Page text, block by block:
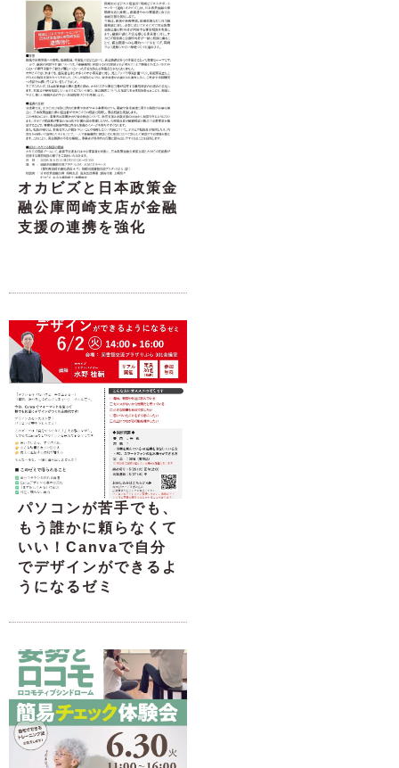
オカビズと日本政策金
融公庫岡崎支店が金融
支援の連携を強化
パソコンが苦手でも、
もう誰かに頼らなくて
いい！Canvaで自分
でデザインができるよ
うになるゼミ